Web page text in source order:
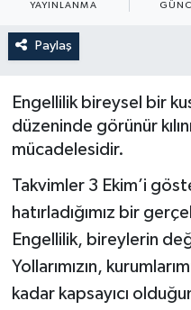
YAYINLANMA
Paylaş
Engellilik bireysel bir
düzeninde görünür
mücadelesidir.
Takvimler 3 Ekim’i
hatırladığımız bir
Engellilik, bireylerin
Yollarımızın,
kadar kapsayıcı